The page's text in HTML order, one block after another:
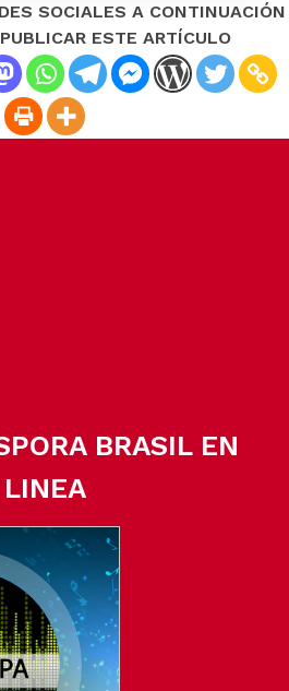
SOCIALES A CONTINUACIÓN
ESTE ARTÍCULO
BRASIL EN
LINEA